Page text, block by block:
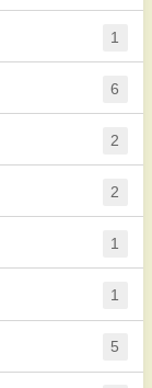
1
6
2
2
1
1
5